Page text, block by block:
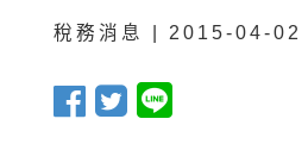
稅務消息 | 2015-04-02